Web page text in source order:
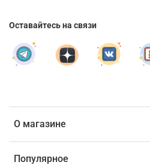
О магазине
Популярное
Оставайтесь на связи